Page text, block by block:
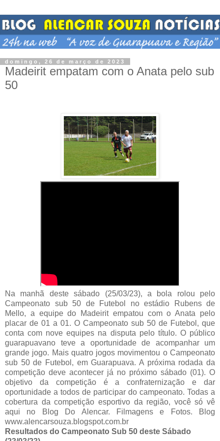
domingo, 26 de março de 2023
Madeirit empatam com o Anata pelo sub
50
Na manhã deste sábado (25/03/23), a bola rolou pelo
Campeonato sub 50 de Futebol no estádio Rubens de
Mello, a equipe do Madeirit empatou com o Anata pelo
placar de 01 a 01. O Campeonato sub 50 de Futebol, que
conta com nove equipes na disputa pelo título. O público
guarapuavano teve a oportunidade de acompanhar um
grande jogo. Mais quatro jogos movimentou o Campeonato
sub 50 de Futebol, em Guarapuava. A próxima rodada da
competição deve acontecer já no próximo sábado (01). O
objetivo da competição é a confraternização e dar
oportunidade a todos de participar do campeonato. Todas a
cobertura da competição esportivo da região, você só vê
aqui no Blog Do Alencar. Filmagens e Fotos. Blog
www.alencarsouza.blogspot.com.br
Resultados do Campeonato Sub 50 deste Sábado